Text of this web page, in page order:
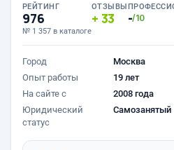
РЕЙТИНГ
976
№ 1 357 в каталоге
ОТЗЫВЫ
33 -/10
Город
Москва
Опыт работы
19 лет
На сайте с
2008 года
Юридический
статус
Самозанятый